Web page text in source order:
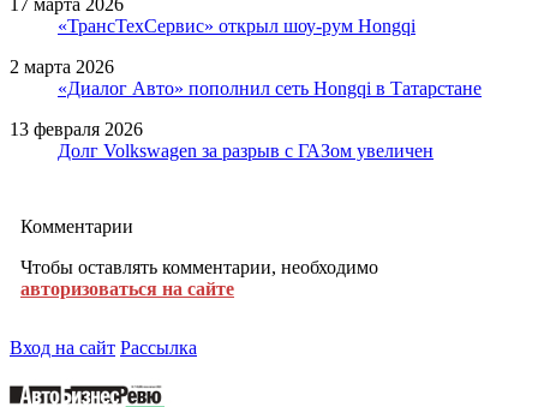
«ТрансТехСервис» открыл шоу-рум Hongqi
2 марта 2026
«Диалог Авто» пополнил сеть Hongqi в Татарстане
13 февраля 2026
Долг Volkswagen за разрыв с ГАЗом увеличен
Комментарии
Чтобы оставлять комментарии, необходимо
авторизоваться на сайте
Вход на сайт Рассылка